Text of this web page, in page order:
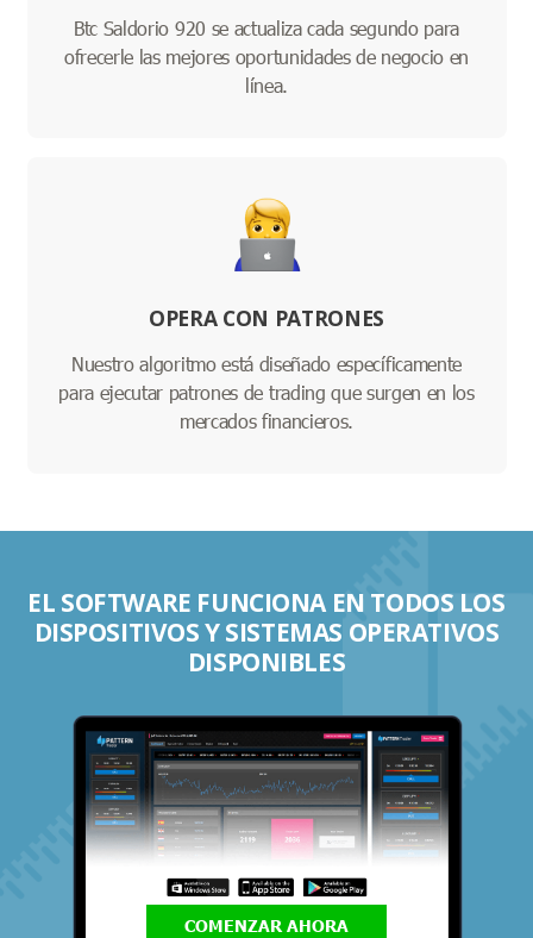
Btc Saldorio 920 se actualiza cada segundo para
ofrecerle las mejores oportunidades de negocio en
línea.
OPERA CON PATRONES
Nuestro algoritmo está diseñado específicamente
para ejecutar patrones de trading que surgen en los
mercados financieros.
EL SOFTWARE FUNCIONA EN TODOS LOS
DISPOSITIVOS Y SISTEMAS OPERATIVOS
DISPONIBLES
COMENZAR AHORA